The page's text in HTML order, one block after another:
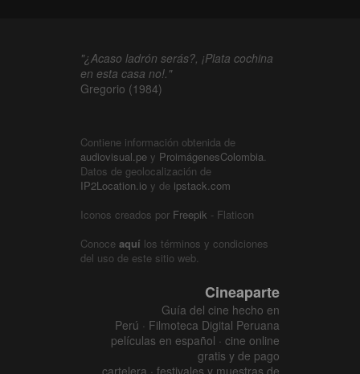
"¿Acaso ladrón serás?, ¡Plata cochina
en esta casa no!."
Gregorio (1984)
Contiene información obtenida de
audiovisual.pe y ProimágenesColombia.
Datos de geolocalización de
IP2Location.io y de ipstack.com
Iconos creados por Freepik - Flaticon
Conoce aquí los términos y condiciones
del uso de este sitio web.
Cineaparte
Guía del cine hecho en
Perú · Filmoteca Digital Peruana
películas en español · cine online
gratis y de pago